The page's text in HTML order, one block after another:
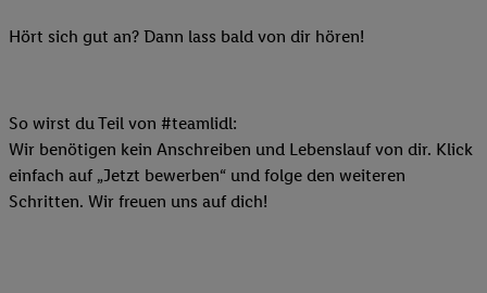
Hört sich gut an? Dann lass bald von dir hören!
So wirst du Teil von #teamlidl:
Wir benötigen kein Anschreiben und Lebenslauf von dir. Klick
einfach auf „Jetzt bewerben“ und folge den weiteren
Schritten. Wir freuen uns auf dich!